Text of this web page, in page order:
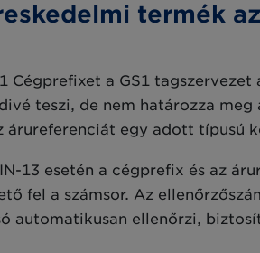
termék
Cégprefixet a GS1
teszi, de nem határozza
árureferenciát egy adott típusú
13 esetén a cégprefix és az
fel a számsor. Az
automatikusan ellenőrzi,